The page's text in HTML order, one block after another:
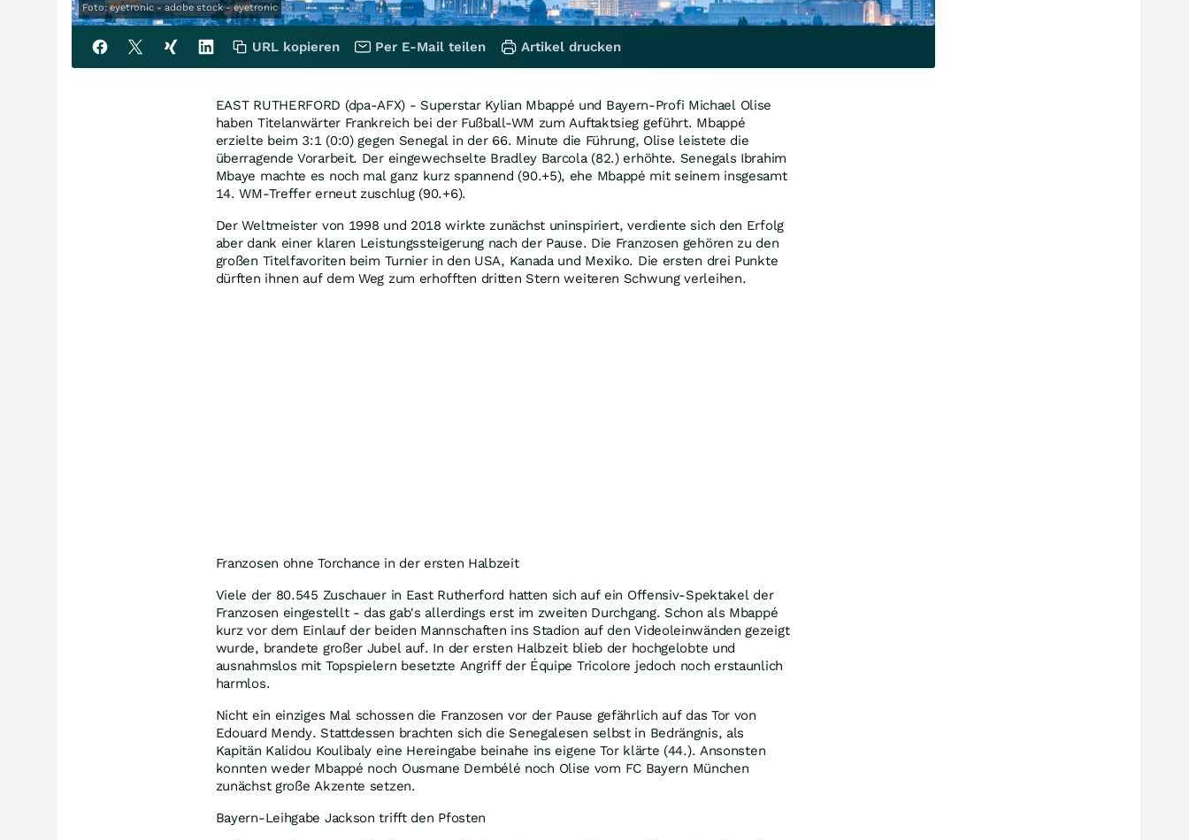
Foto: eyetronic - adobe stock - eyetronic
EAST RUTHERFORD (dpa-AFX) - Superstar Kylian Mbappé und Bayern-Profi Michael Olise
haben Titelanwärter Frankreich bei der Fußball-WM zum Auftaktsieg geführt. Mbappé
erzielte beim 3:1 (0:0) gegen Senegal in der 66. Minute die Führung, Olise leistete die
überragende Vorarbeit. Der eingewechselte Bradley Barcola (82.) erhöhte. Senegals Ibrahim
Mbaye machte es noch mal ganz kurz spannend (90.+5), ehe Mbappé mit seinem insgesamt
14. WM-Treffer erneut zuschlug (90.+6).
Der Weltmeister von 1998 und 2018 wirkte zunächst uninspiriert, verdiente sich den Erfolg
aber dank einer klaren Leistungssteigerung nach der Pause. Die Franzosen gehören zu den
großen Titelfavoriten beim Turnier in den USA, Kanada und Mexiko. Die ersten drei Punkte
dürften ihnen auf dem Weg zum erhofften dritten Stern weiteren Schwung verleihen.
Franzosen ohne Torchance in der ersten Halbzeit
Viele der 80.545 Zuschauer in East Rutherford hatten sich auf ein Offensiv-Spektakel der
Franzosen eingestellt - das gab's allerdings erst im zweiten Durchgang. Schon als Mbappé
kurz vor dem Einlauf der beiden Mannschaften ins Stadion auf den Videoleinwänden gezeigt
wurde, brandete großer Jubel auf. In der ersten Halbzeit blieb der hochgelobte und
ausnahmslos mit Topspielern besetzte Angriff der Équipe Tricolore jedoch noch erstaunlich
harmlos.
Nicht ein einziges Mal schossen die Franzosen vor der Pause gefährlich auf das Tor von
Edouard Mendy. Stattdessen brachten sich die Senegalesen selbst in Bedrängnis, als
Kapitän Kalidou Koulibaly eine Hereingabe beinahe ins eigene Tor klärte (44.). Ansonsten
konnten weder Mbappé noch Ousmane Dembélé noch Olise vom FC Bayern München
zunächst große Akzente setzen.
Bayern-Leihgabe Jackson trifft den Pfosten
URL kopieren Per E-Mail teilen Artikel drucken